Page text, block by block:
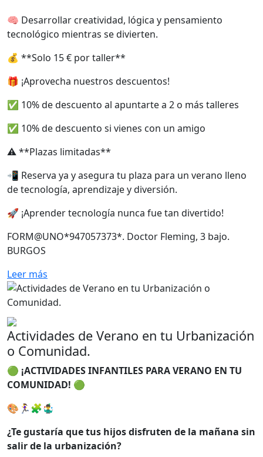
🧠 Desarrollar creatividad, lógica y pensamiento
tecnológico mientras se divierten.
💰 **Solo 15 € por taller**
🎁 ¡Aprovecha nuestros descuentos!
✅ 10% de descuento al apuntarte a 2 o más talleres
✅ 10% de descuento si vienes con un amigo
⚠️ **Plazas limitadas**
📲 Reserva ya y asegura tu plaza para un verano lleno
de tecnología, aprendizaje y diversión.
🚀 ¡Aprender tecnología nunca fue tan divertido!
FORM@UNO*947057373*. Doctor Fleming, 3 bajo.
BURGOS
Leer más
Actividades de Verano en tu Urbanización
o Comunidad.
🟢 ¡ACTIVIDADES INFANTILES PARA VERANO EN TU
COMUNIDAD! 🟢
🎨🏃‍♀️🧩🤹‍♂️
¿Te gustaría que tus hijos disfruten de la mañana sin
salir de la urbanización?